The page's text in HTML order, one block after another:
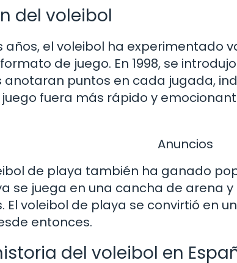
del voleibol
años, el voleibol ha experimentado
de juego. En 1998, se
anotaran puntos en cada jugada,
juego fuera más rápido y
Anuncios
de playa también ha ganado
se juega en una cancha de arena
El voleibol de playa se convirtió en
entonces.
del voleibol en